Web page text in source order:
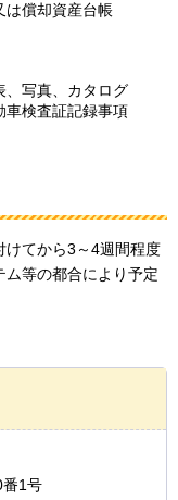
は償却資産台帳
、写真、カタログ
車検査証記録事項
けてから3～4週間程度
等の都合により予定
1号